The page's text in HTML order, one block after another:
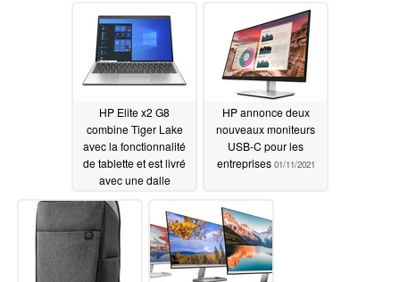
01/11/2021
HP Elite x2 G8
combine Tiger Lake
avec la fonctionnalité
de tablette et est livré
avec une dalle
HP annonce deux
nouveaux moniteurs
USB-C pour les
entreprises 01/11/2021